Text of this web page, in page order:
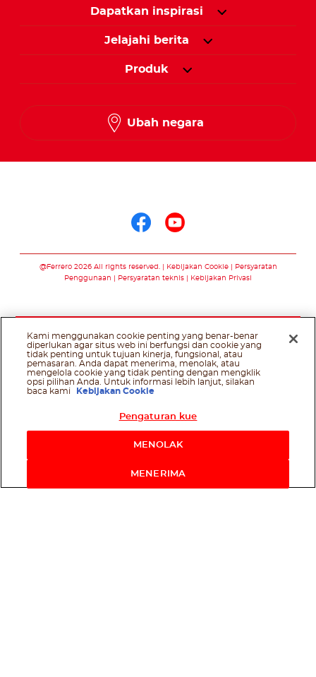
Dapatkan inspirasi
Jelajahi berita
Produk
Ubah negara
@Ferrero 2026 All rights reserved. Kebijakan Cookie
Persyaratan
Penggunaan
Persyaratan teknis Kebijakan Privasi
Kami menggunakan cookie penting yang benar-benar
diperlukan agar situs web ini berfungsi dan cookie yang
tidak penting untuk tujuan kinerja, fungsional, atau
pemasaran. Anda dapat menerima, menolak, atau
mengelola cookie yang tidak penting dengan mengklik
opsi pilihan Anda. Untuk informasi lebih lanjut, silakan
baca kami
Kebijakan Cookie
Pengaturan kue
MENOLAK
MENERIMA